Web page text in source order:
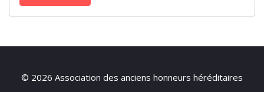
© 2026 Association des anciens honneurs héréditaires